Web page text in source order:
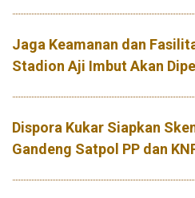
Jaga Keamanan dan
Stadion Aji Imbut Akan
Dispora Kukar Siapkan
Gandeng Satpol PP dan